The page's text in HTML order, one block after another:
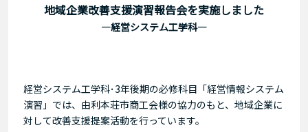
地域企業改善支援演習報告会を実施しました
―経営システム工学科―
経営システム工学科･3年後期の必修科目「経営情報システム
演習」では、由利本荘市商工会様の協力のもと、地域企業に
対して改善支援提案活動を行っています。